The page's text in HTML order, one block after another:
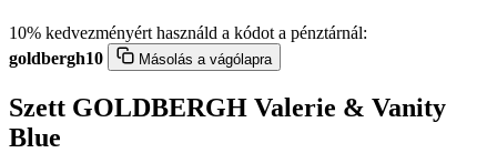
10% kedvezményért használd a kódot a pénztárnál:
goldbergh10
Másolás a vágólapra
Szett GOLDBERGH Valerie & Vanity
Blue